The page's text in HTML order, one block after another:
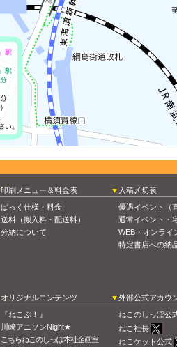
印刷メニュー＆料金表
ぱっく仕様・料金
送料（搬入料・配送料）
分納について
入稿〆切表
優遇イベント（
通常イベント・
WEB・オンライ
特定書店への納
オリジナルコンテンツ
『ねこぷ！』
川崎アニソンNight★
こちらねこのしっぽ本社企画室
外部公式アカウ
ねこのしっぽ公
ねこ社長
ねこケット公式